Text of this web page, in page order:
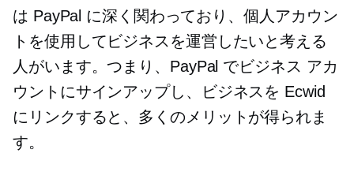
は PayPal に深く関わっており、個人アカウン
トを使用してビジネスを運営したいと考える
人がいます。つまり、PayPal でビジネス アカ
ウントにサインアップし、ビジネスを Ecwid
にリンクすると、多くのメリットが得られま
す。